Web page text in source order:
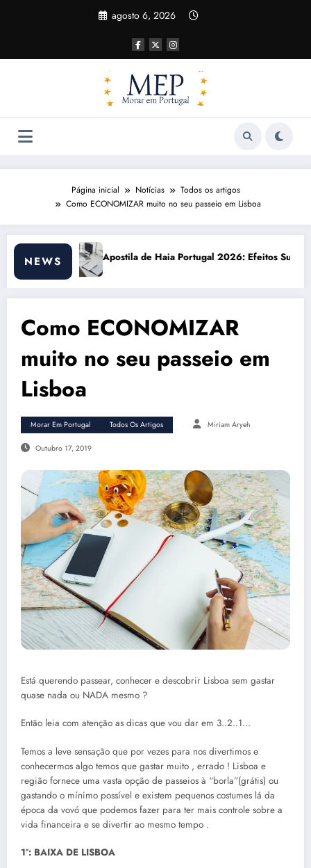
agosto 6, 2026
Página inicial Notícias
Todos os artigos
Como ECONOMIZAR muito no seu passeio em Lisboa
NEWS
Portugal 2026: Efeitos Surpreendentes e OportunidadesCusto de vida
Como ECONOMIZAR
muito no seu passeio em
Lisboa
Morar Em Portugal Todos Os Artigos Miriam Aryeh
Outubro 17, 2019
Está querendo passear, conhecer e descobrir Lisboa sem gastar
quase nada ou NADA mesmo ?
Então leia com atenção as dicas que vou dar em 3..2..1…
Temos a leve sensação que por vezes para nos divertimos e
conhecermos algo temos que gastar muito , errado ! Lisboa e
região fornece uma vasta opção de passeios à “borla”(grátis) ou
gastando o mínimo possível e existem pequenos costumes lá da
época da vovó que podemos fazer para ter mais controle sobre a
vida financeira e se divertir ao mesmo tempo .
1º: BAIXA DE LISBOA